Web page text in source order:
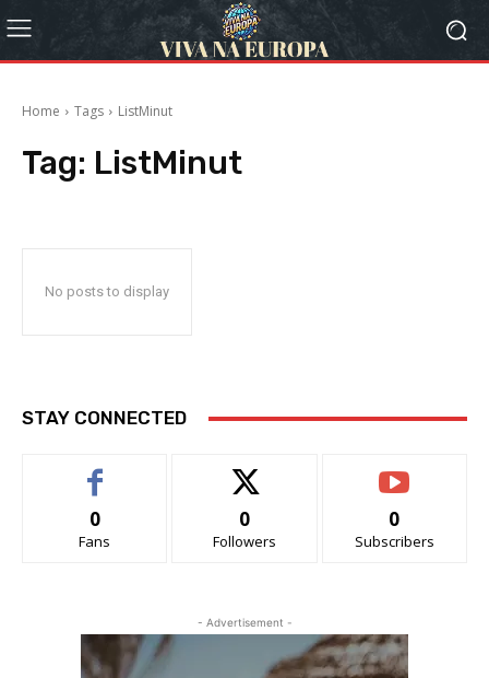
Home Tags ListMinut
Tag: ListMinut
No posts to display
STAY CONNECTED
0
Fans
0
Followers
0
Subscribers
- Advertisement -